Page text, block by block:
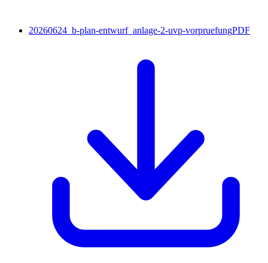
20260624_b-plan-entwurf_anlage-2-uvp-vorpruefungPDF